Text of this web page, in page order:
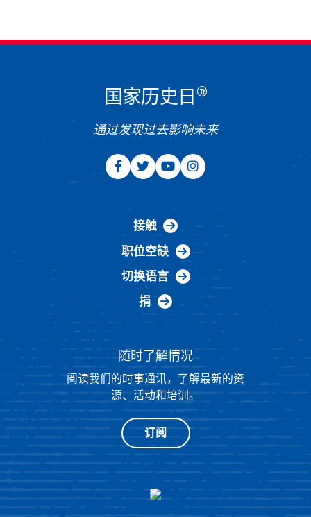
国家历史日 ®
通过发现过去影响未来
接触
职位空缺
切换语言
捐
随时了解情况
阅读我们的时事通讯，了解最新的资
源、活动和培训。
订阅